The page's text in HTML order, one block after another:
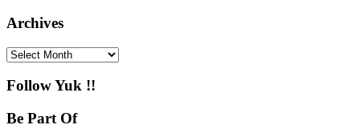
Archives
Archives
Follow Yuk !!
Be Part Of